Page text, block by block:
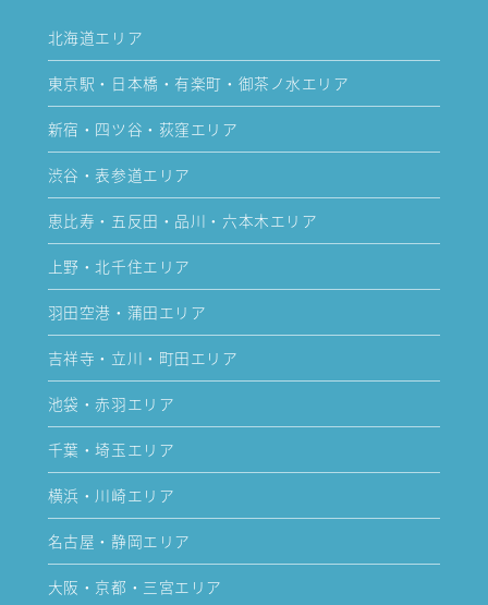
北海道エリア
東京駅・日本橋・有楽町・御茶ノ水エリア
新宿・四ツ谷・荻窪エリア
渋谷・表参道エリア
恵比寿・五反田・品川・六本木エリア
上野・北千住エリア
羽田空港・蒲田エリア
吉祥寺・立川・町田エリア
池袋・赤羽エリア
千葉・埼玉エリア
横浜・川崎エリア
名古屋・静岡エリア
大阪・京都・三宮エリア